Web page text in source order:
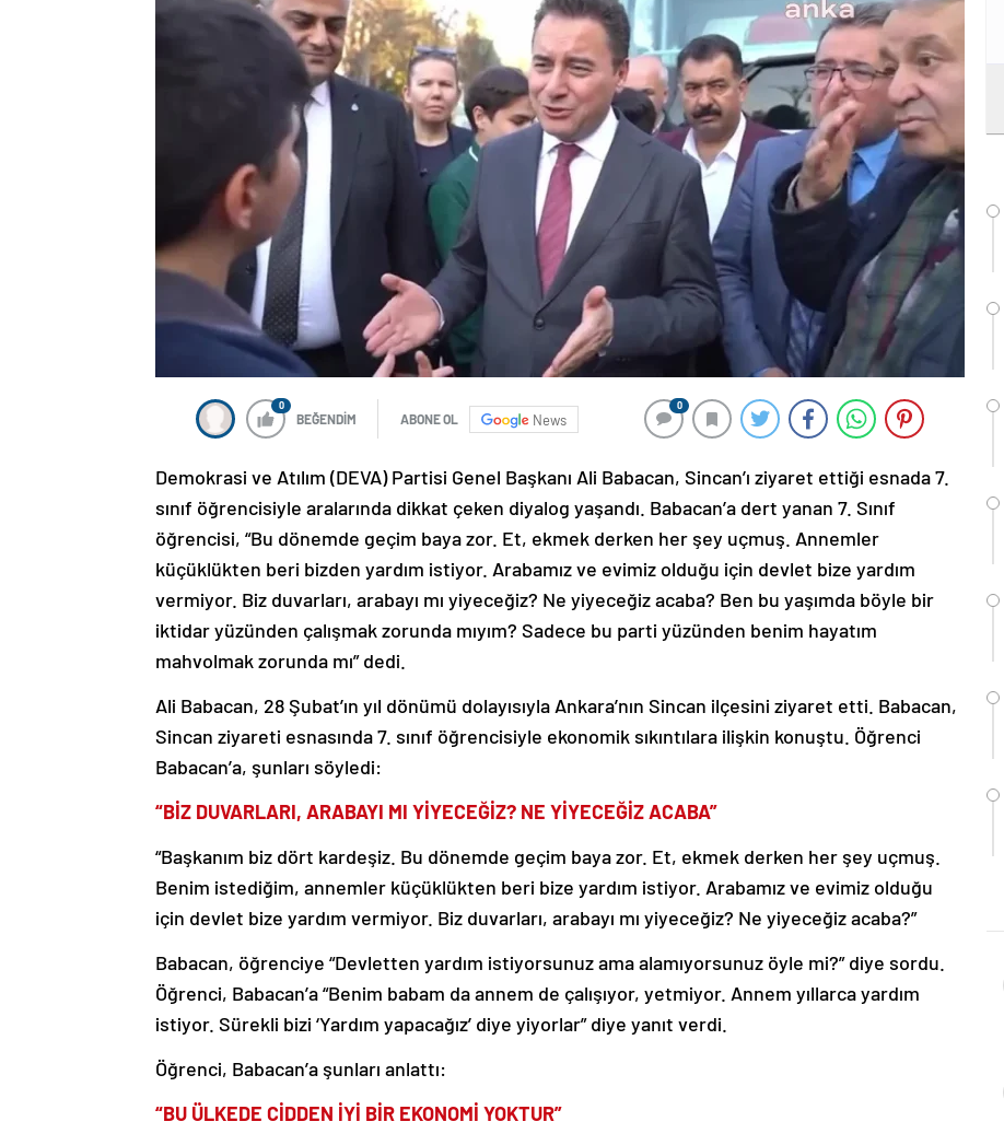
0
BEĞENDİM ABONE OL News
0
Demokrasi ve Atılım (DEVA) Partisi Genel Başkanı Ali Babacan, Sincan’ı ziyaret ettiği esnada 7.
sınıf öğrencisiyle aralarında dikkat çeken diyalog yaşandı. Babacan’a dert yanan 7. Sınıf
öğrencisi, “Bu dönemde geçim baya zor. Et, ekmek derken her şey uçmuş. Annemler
küçüklükten beri bizden yardım istiyor. Arabamız ve evimiz olduğu için devlet bize yardım
vermiyor. Biz duvarları, arabayı mı yiyeceğiz? Ne yiyeceğiz acaba? Ben bu yaşımda böyle bir
iktidar yüzünden çalışmak zorunda mıyım? Sadece bu parti yüzünden benim hayatım
mahvolmak zorunda mı” dedi.
Ali Babacan, 28 Şubat’ın yıl dönümü dolayısıyla Ankara’nın Sincan ilçesini ziyaret etti. Babacan,
Sincan ziyareti esnasında 7. sınıf öğrencisiyle ekonomik sıkıntılara ilişkin konuştu. Öğrenci
Babacan’a, şunları söyledi:
“BİZ DUVARLARI, ARABAYI MI YİYECEĞİZ? NE YİYECEĞİZ ACABA”
“Başkanım biz dört kardeşiz. Bu dönemde geçim baya zor. Et, ekmek derken her şey uçmuş.
Benim istediğim, annemler küçüklükten beri bize yardım istiyor. Arabamız ve evimiz olduğu
için devlet bize yardım vermiyor. Biz duvarları, arabayı mı yiyeceğiz? Ne yiyeceğiz acaba?”
Babacan, öğrenciye “Devletten yardım istiyorsunuz ama alamıyorsunuz öyle mi?” diye sordu.
Öğrenci, Babacan’a “Benim babam da annem de çalışıyor, yetmiyor. Annem yıllarca yardım
istiyor. Sürekli bizi ‘Yardım yapacağız’ diye yiyorlar” diye yanıt verdi.
Öğrenci, Babacan’a şunları anlattı:
“BU ÜLKEDE CİDDEN İYİ BİR EKONOMİ YOKTUR”